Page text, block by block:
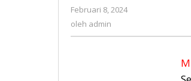
Februari 8, 2024
oleh admin